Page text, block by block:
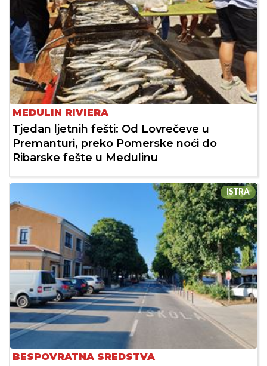
MEDULIN RIVIERA
Tjedan ljetnih fešti: Od Lovrečeve u
Premanturi, preko Pomerske noći do
Ribarske fešte u Medulinu
ISTRA
BESPOVRATNA SREDSTVA